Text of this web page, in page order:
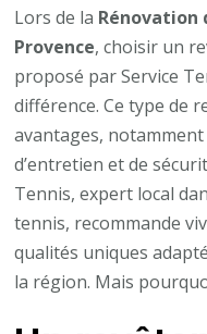
Lors de la Rénovation
Provence, choisir un
proposé par Service
différence. Ce type de
avantages,
d’entretien et de
Tennis, expert local
tennis, recommande
qualités uniques
la région. Mais